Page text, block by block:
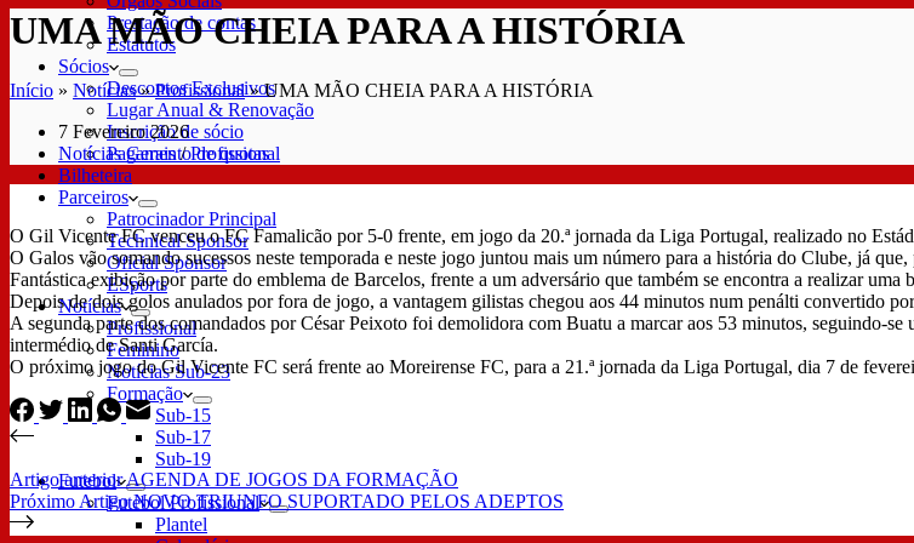
Prestação de contas
Estatutos
Sócios
Descontos Exclusivos
Lugar Anual & Renovação
Inscrição de sócio
Pagamento de quotas
Bilheteira
Parceiros
Patrocinador Principal
Technical Sponsor
Oficial Sponsor
ESports
Notícias
Profissional
Feminino
Notícias Sub-23
Formação
Sub-15
Sub-17
Sub-19
Futebol
Futebol Profissional
Plantel
UMA MÃO CHEIA PARA A HISTÓRIA
Início » Notícias»Profissional»UMA MÃO CHEIA PARA A HISTÓRIA
7 Fevereiro 2026
Notícias Gerais/Profissional
O Gil Vicente FC venceu o FC Famalicão por 5-0 frente, em jogo da 20.ª jornada da Liga Portugal, realizado no
O Galos vão somando sucessos neste temporada e neste jogo juntou mais um número para a história do Clube, já
Fantástica exibição por parte do emblema de Barcelos, frente a um adversário que também se encontra a realizar
Depois de dois golos anulados por fora de jogo, a vantagem gilistas chegou aos 44 minutos num penálti convertido
A segunda parte dos comandados por César Peixoto foi demolidora com Buatu a marcar aos 53 minutos, seguindo-
intermédio de Santi García.
O próximo jogo do Gil Vicente FC será frente ao Moreirense FC, para a 21.ª jornada da Liga Portugal, dia 7 de
ArtigoanteriorAGENDA DE JOGOS DA FORMAÇÃO
Próximo Artigo NOVO TRIUNFO SUPORTADO PELOS ADEPTOS